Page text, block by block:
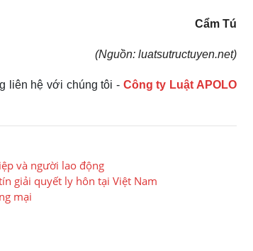
Cẩm Tú
(Nguồn: luatsutructuyen.net)
liên hệ với chúng tôi - Công ty Luật APOLO
và người lao động
giải quyết ly hôn tại Việt Nam
mại